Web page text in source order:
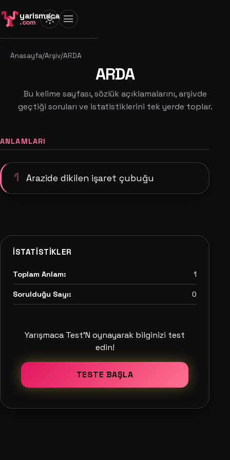
yarismaca
.com light_mode menu
Anasayfa/Arşiv/ARDA
ARDA
Bu kelime sayfası, sözlük açıklamalarını, arşivde
geçtiği soruları ve istatistiklerini tek yerde toplar.
ANLAMLARI
1 Arazide dikilen işaret çubuğu
İSTATISTIKLER
Toplam Anlam: 1
Sorulduğu Sayı: 0
Yarışmaca Test'N oynayarak bilginizi test
edin!
TESTE BAŞLA